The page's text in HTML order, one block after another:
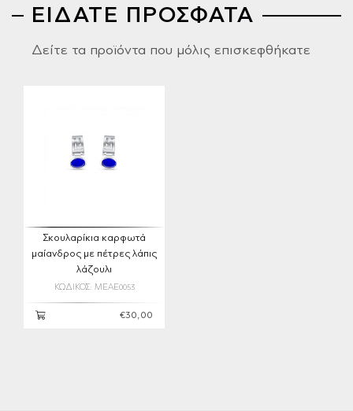
ΕΙΔΑΤΕ ΠΡΟΣΦΑΤΑ
Δείτε τα προϊόντα που μόλις επισκεφθήκατε
Σκουλαρίκια καρφωτά
μαίανδρος με πέτρες λάπις
λάζουλι
ΚΩΔΙΚΟΣ: MEAE0053
€30,00